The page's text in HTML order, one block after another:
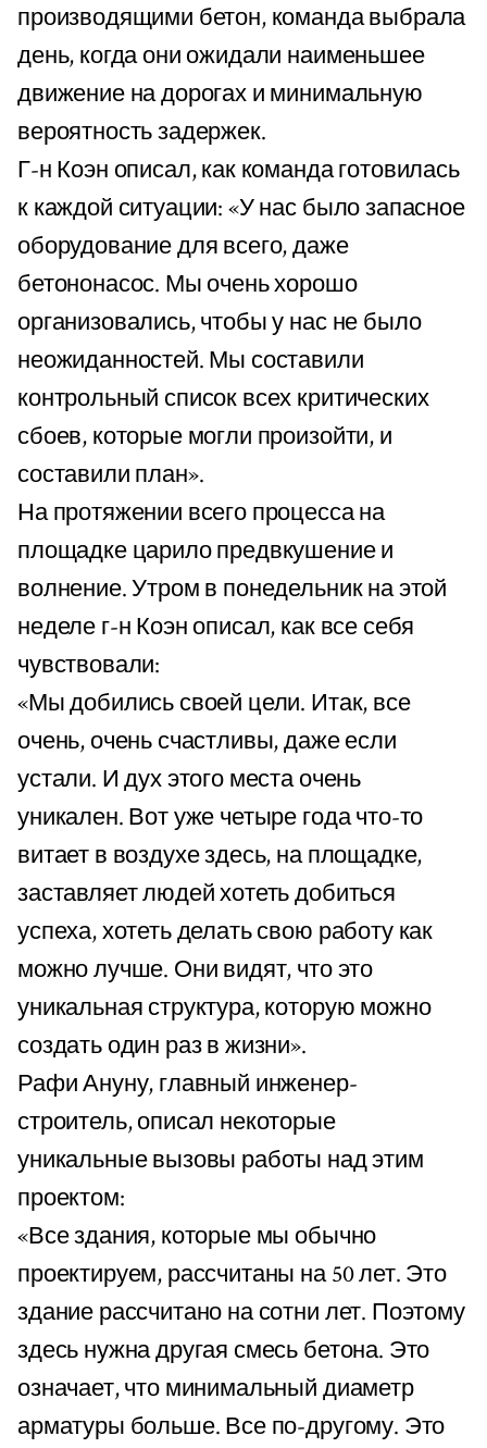
производящими бетон, команда выбрала
день, когда они ожидали наименьшее
движение на дорогах и минимальную
вероятность задержек.
Г-н Коэн описал, как команда готовилась
к каждой ситуации: «У нас было запасное
оборудование для всего, даже
бетононасос. Мы очень хорошо
организовались, чтобы у нас не было
неожиданностей. Мы составили
контрольный список всех критических
сбоев, которые могли произойти, и
составили план».
На протяжении всего процесса на
площадке царило предвкушение и
волнение. Утром в понедельник на этой
неделе г-н Коэн описал, как все себя
чувствовали:
«Мы добились своей цели. Итак, все
очень, очень счастливы, даже если
устали. И дух этого места очень
уникален. Вот уже четыре года что-то
витает в воздухе здесь, на площадке,
заставляет людей хотеть добиться
успеха, хотеть делать свою работу как
можно лучше. Они видят, что это
уникальная структура, которую можно
создать один раз в жизни».
Рафи Ануну, главный инженер-
строитель, описал некоторые
уникальные вызовы работы над этим
проектом:
«Все здания, которые мы обычно
проектируем, рассчитаны на 50 лет. Это
здание рассчитано на сотни лет. Поэтому
здесь нужна другая смесь бетона. Это
означает, что минимальный диаметр
арматуры больше. Все по-другому. Это